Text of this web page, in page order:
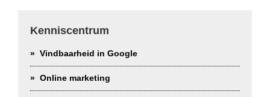
Kenniscentrum
Vindbaarheid in Google
Online marketing